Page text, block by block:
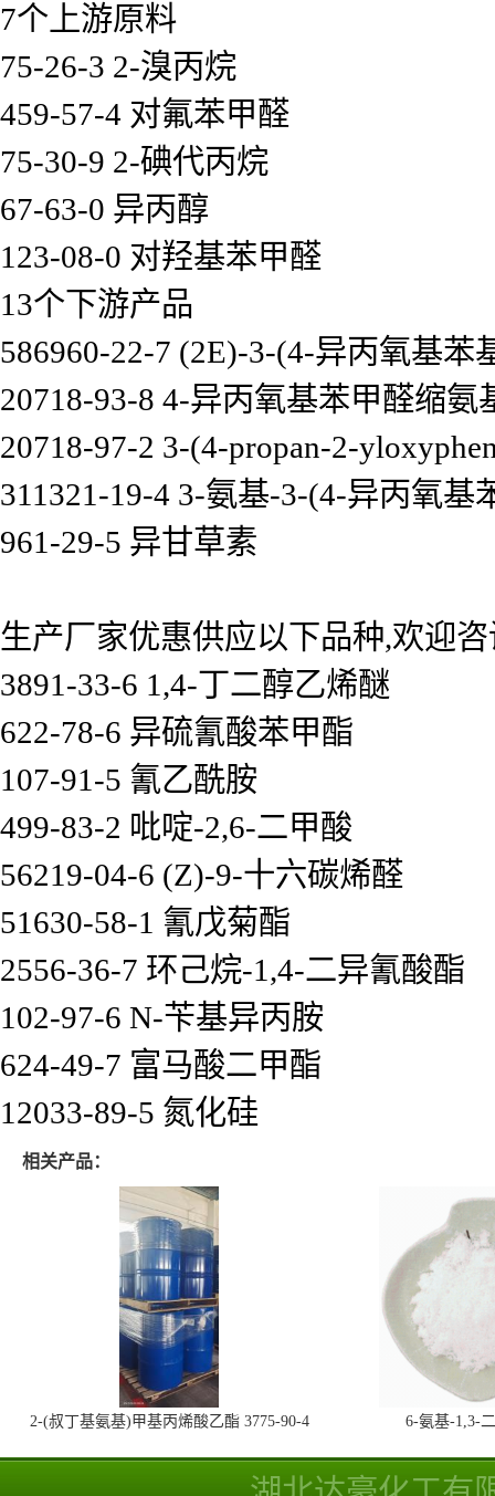
7个上游原料
75-26-3 2-溴丙烷
459-57-4 对氟苯甲醛
75-30-9 2-碘代丙烷
67-63-0 异丙醇
123-08-0 对羟基苯甲醛
13个下游产品
586960-22-7 (2E)-3-(4-异丙氧基苯
20718-93-8 4-异丙氧基苯甲醛缩氨
20718-97-2 3-(4-propan-2-
311321-19-4 3-氨基-3-(4-异丙氧基
961-29-5 异甘草素
生产厂家优惠供应以下品种,欢迎
3891-33-6 1,4-丁二醇乙烯醚
622-78-6 异硫氰酸苯甲酯
107-91-5 氰乙酰胺
499-83-2 吡啶-2,6-二甲酸
56219-04-6 (Z)-9-十六碳烯醛
51630-58-1 氰戊菊酯
2556-36-7 环己烷-1,4-二异氰酸酯
102-97-6 N-苄基异丙胺
624-49-7 富马酸二甲酯
12033-89-5 氮化硅
相关产品：
2-(叔丁基氨基)甲基丙烯酸乙酯 3775-90-4 6-氨基-1,3-